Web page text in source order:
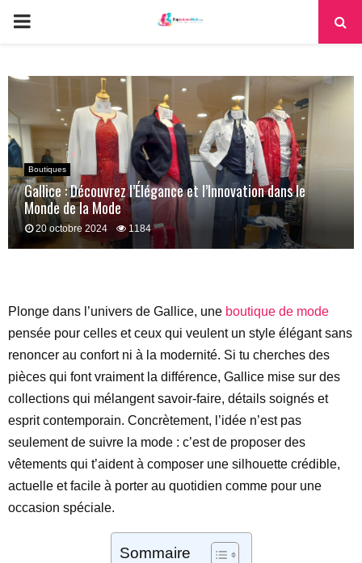
PRIMARY
Boutiques
Gallice : Découvrez l’Élégance et l’Innovation dans le
Monde de la Mode
20 octobre 2024 1184
Plonge dans l’univers de Gallice, une boutique de mode
pensée pour celles et ceux qui veulent un style élégant sans
renoncer au confort ni à la modernité. Si tu cherches des
pièces qui font vraiment la différence, Gallice mise sur des
collections qui mélangent savoir-faire, détails soignés et
esprit contemporain. Concrètement, l’idée n’est pas
seulement de suivre la mode : c’est de proposer des
vêtements qui t’aident à composer une silhouette crédible,
actuelle et facile à porter au quotidien comme pour une
occasion spéciale.
Sommaire